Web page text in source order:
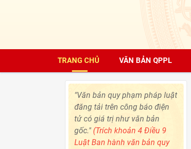
TRANG CHỦ VĂN BẢN QPPL
"Văn bản quy phạm pháp luật
đăng tải trên công báo điện
tử có giá trị như văn bản
gốc." (Trích khoản 4 Điều 9
Luật Ban hành văn bản quy